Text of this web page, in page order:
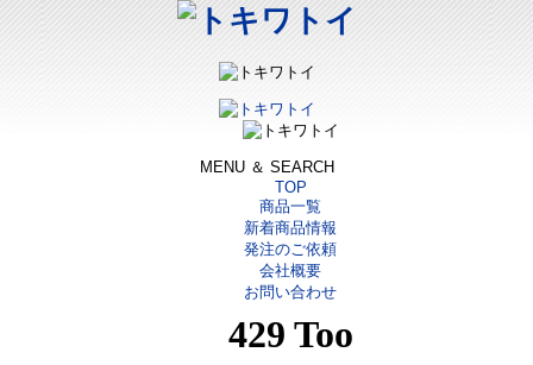
MENU ＆ SEARCH
TOP
商品一覧
新着商品情報
発注のご依頼
会社概要
お問い合わせ